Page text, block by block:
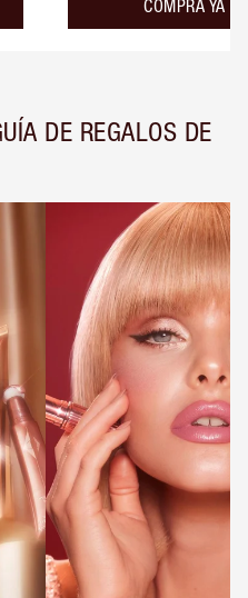
COMPRA YA
DE REGALOS DE